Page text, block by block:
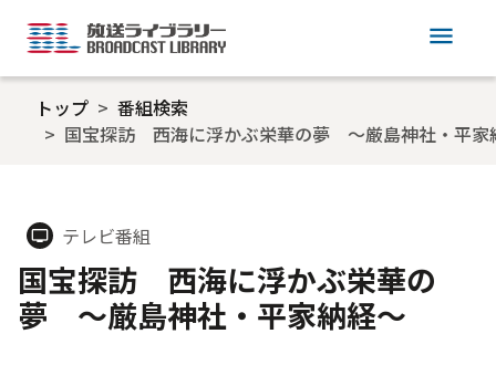
menu
トップ
番組検索
国宝探訪 西海に浮かぶ栄華の夢 ～厳島神社・平家
tv テレビ番組
国宝探訪 西海に浮かぶ栄華の
夢 ～厳島神社・平家納経～